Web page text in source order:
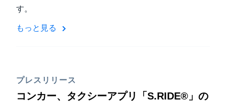
す。
もっと見る
プレスリリース
コンカー、タクシーアプリ「S.RIDE®」の